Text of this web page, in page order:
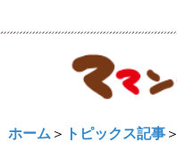
ホーム ＞ トピックス記事＞